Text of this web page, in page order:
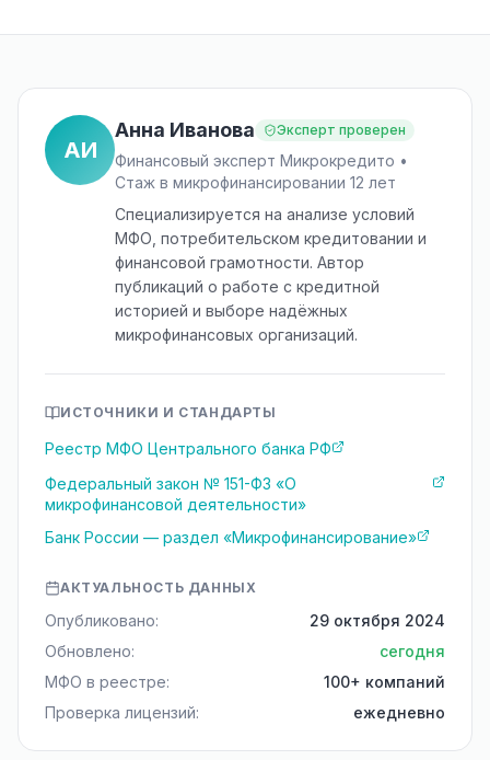
АИ
Анна Иванова Эксперт проверен
Финансовый эксперт Микрокредито •
Стаж в микрофинансировании 12 лет
Специализируется на анализе условий
МФО, потребительском кредитовании и
финансовой грамотности. Автор
публикаций о работе с кредитной
историей и выборе надёжных
микрофинансовых организаций.
ИСТОЧНИКИ И СТАНДАРТЫ
Реестр МФО Центрального банка РФ
Федеральный закон № 151-ФЗ «О
микрофинансовой деятельности»
Банк России — раздел «Микрофинансирование»
АКТУАЛЬНОСТЬ ДАННЫХ
Опубликовано:
29 октября 2024
Обновлено:
сегодня
МФО в реестре:
100+ компаний
Проверка лицензий:
ежедневно